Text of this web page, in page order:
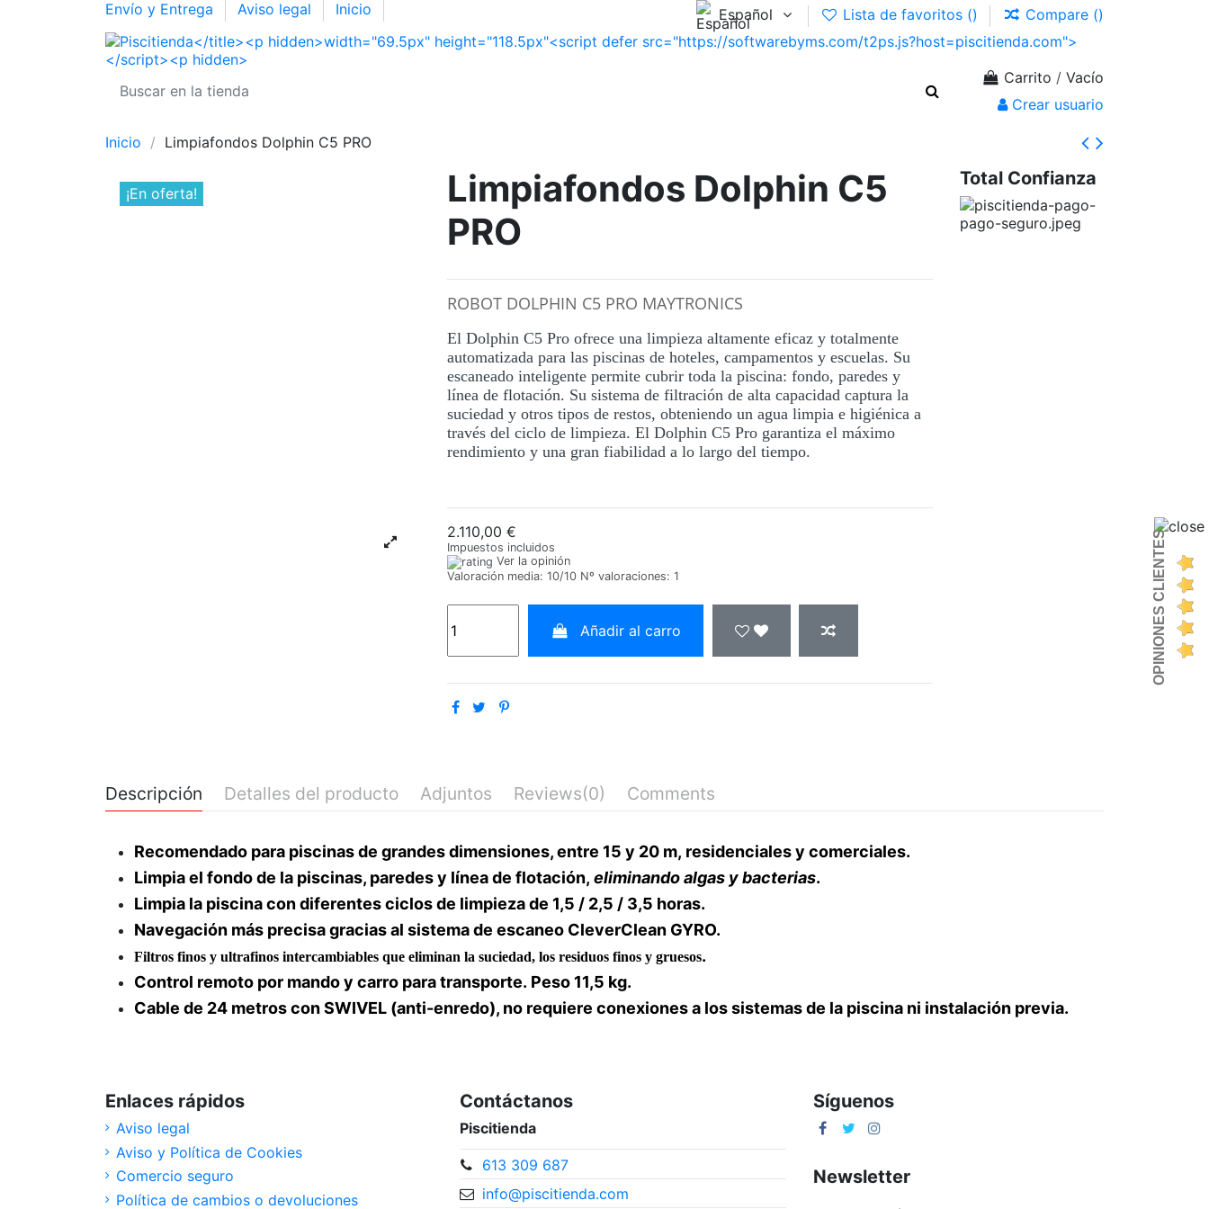
Envío y Entrega Aviso legal Inicio Español Lista de favoritos () Compare ()
Carrito / Vacío
Crear usuario
Inicio Limpiafondos Dolphin C5 PRO
¡En oferta!
Limpiafondos Dolphin C5
PRO
ROBOT DOLPHIN C5 PRO MAYTRONICS
El Dolphin C5 Pro ofrece una limpieza altamente eficaz y totalmente
automatizada para las piscinas de hoteles, campamentos y escuelas. Su
escaneado inteligente permite cubrir toda la piscina: fondo, paredes y
línea de flotación. Su sistema de filtración de alta capacidad captura la
suciedad y otros tipos de restos, obteniendo un agua limpia e higiénica a
través del ciclo de limpieza. El Dolphin C5 Pro garantiza el máximo
rendimiento y una gran fiabilidad a lo largo del tiempo.
2.110,00 €
Impuestos incluidos
Ver la opinión
Valoración media: 10/10 Nº valoraciones: 1
Añadir al carro
Total Confianza
Descripción Detalles del producto Adjuntos Reviews(0) Comments
Recomendado para piscinas de grandes dimensiones, entre 15 y 20 m, residenciales y comerciales.
Limpia el fondo de la piscinas, paredes y línea de flotación, eliminando algas y bacterias.
Limpia la piscina con diferentesciclos de limpieza de 1,5 / 2,5 / 3,5 horas.
Navegación más precisa gracias al sistema de escaneo CleverClean GYRO.
Filtros finos y ultrafinos intercambiables que eliminan la suciedad, los residuos finos y gruesos.
Control remoto por mando y carro para transporte. Peso 11,5 kg.
Cable de 24 metros conSWIVEL (anti-enredo), no requiere conexiones a los sistemas de la piscina ni instalación previa.
Enlaces rápidos
Aviso legal
Aviso y Política de Cookies
Comercio seguro
Política de cambios o devoluciones
Contáctanos
Piscitienda
613 309 687
info@piscitienda.com
OPINIONES CLIENTES
Síguenos
Newsletter